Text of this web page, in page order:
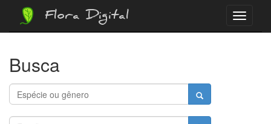
Menu
Flora Digital
Busca